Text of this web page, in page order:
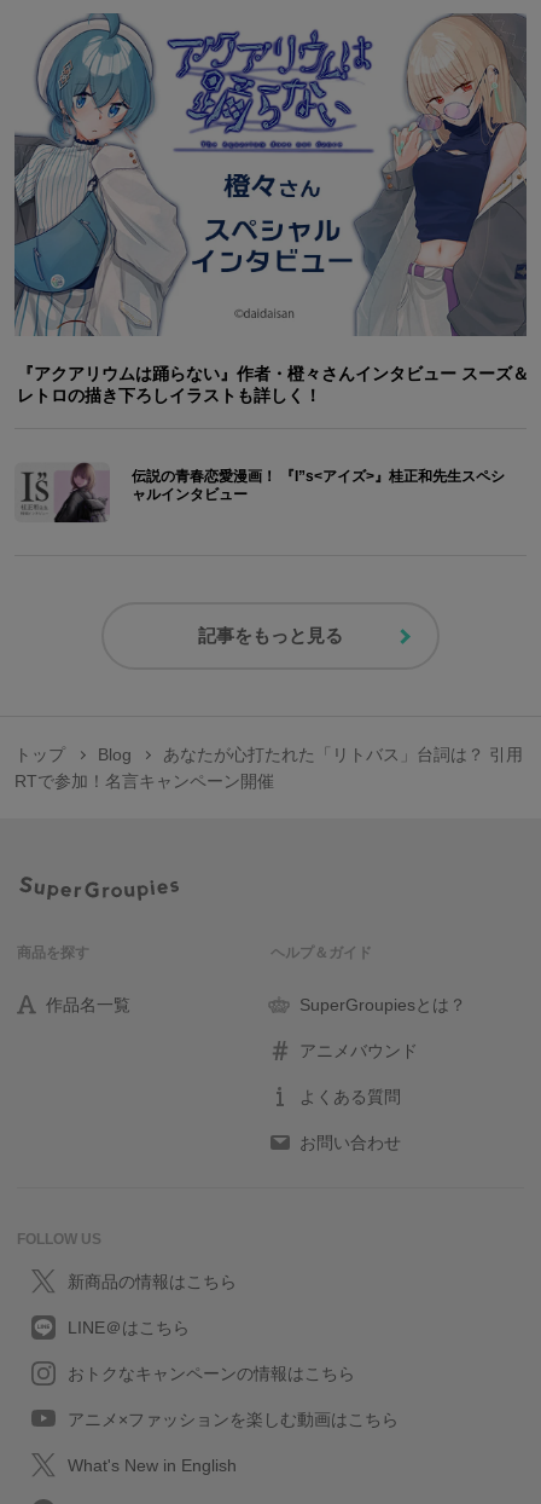
『アクアリウムは踊らない』作者・橙々さんインタビュー スーズ＆
レトロの描き下ろしイラストも詳しく！
伝説の青春恋愛漫画！ 『I”s<アイズ>』桂正和先生スペシ
ャルインタビュー
記事をもっと見る
トップ Blog
あなたが心打たれた「リトバス」台詞は？ 引用
RTで参加！名言キャンペーン開催
商品を探す
作品名一覧
ヘルプ＆ガイド
SuperGroupiesとは？
アニメバウンド
よくある質問
お問い合わせ
FOLLOW US
新商品の情報はこちら
LINE＠はこちら
おトクなキャンペーンの情報はこちら
アニメ×ファッションを楽しむ動画はこちら
What's New in English